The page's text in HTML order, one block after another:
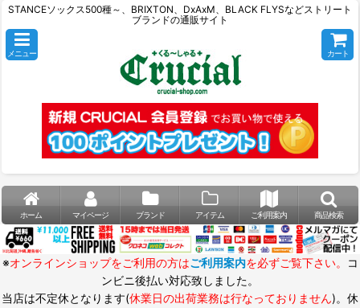
STANCEソックス500種～、BRIXTON、DxAxM、BLACK FLYSなどストリート
ブランドの通販サイト
メニュー カート
ホーム マイページ ブランド アイテム ご利用案内 商品検索
※オンラインショップをご利用の方はご利用案内を必ずご覧下さい。
コ
ンビニ後払い対応致しました。
当店は不定休となります(休業日の出荷業務は行なっておりません)。休